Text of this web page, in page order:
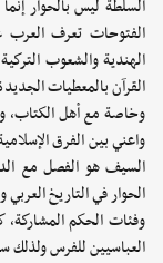
السلطة ليس بالحوار
الفتوحات تعرف
الهندية والشعوب
القرآن بالمعطيات
وخاصة مع أهل الكتاب،
واعني بين الفرق
السيف هو الفصل مع
الحوار في التاريخ
وفئات الحكم
العباسيين للفرس ولذلك